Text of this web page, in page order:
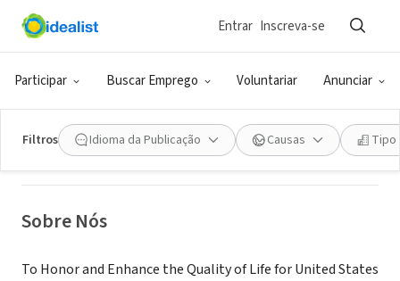
Participar Buscar Emprego Voluntariar Anunciar
Entrar Inscreva-se
Filtros Idioma da Publicação Causas Tipo
ONG (SETOR SOCIAL)
Driven By Heroes
Sobre Nós
To Honor and Enhance the Quality of Life for United States